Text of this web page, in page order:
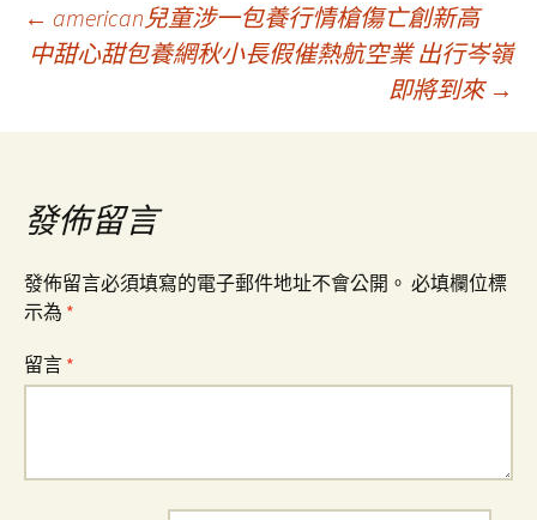
文
導
覽
← american兒童涉一包養行情槍傷亡創新高
中甜心甜包養網秋小長假催熱航空業 出行岑嶺
即將到來 →
發佈留言
發佈留言必須填寫的電子郵件地址不會公開。 必填欄位標
示為 *
留言 *